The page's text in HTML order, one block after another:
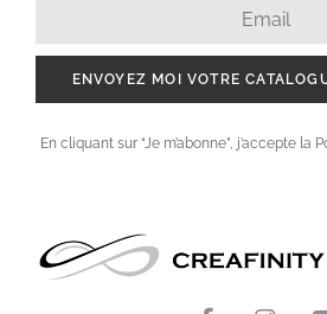
ENVOYEZ MOI VOTRE
En cliquant sur “Je m’abonne”, j’accepte